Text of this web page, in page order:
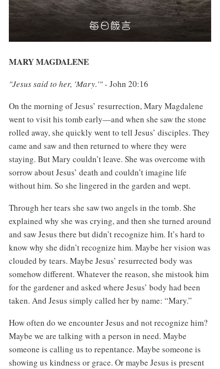
MARY MAGDALENE
"Jesus said to her, 'Mary.'" - John 20:16
On the morning of Jesus’ resurrection, Mary Magdalene
went to visit his tomb early—and when she saw the stone
rolled away, she quickly went to tell Jesus’ disciples. They
came and saw and then returned to where they were
staying. But Mary couldn’t leave. She was overcome with
sorrow about Jesus’ death and couldn’t imagine life
without him. So she lingered in the garden and wept.
Through her tears she saw two angels in the tomb. She
explained why she was crying, and then she turned around
and saw Jesus there but didn’t recognize him. It’s hard to
know why she didn’t recognize him. Maybe her vision was
clouded by tears. Maybe Jesus’ resurrected body was
somehow different. Whatever the reason, she mistook him
for the gardener and asked where Jesus’ body had been
taken. And Jesus simply called her by name: “Mary.”
How often do we encounter Jesus and not recognize him?
Maybe we are talking with a person in need. Maybe
someone is calling us to repentance. Maybe someone is
showing us kindness or grace. Or maybe Jesus is present